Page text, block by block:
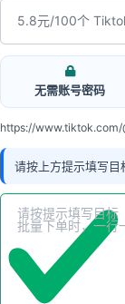
无需账号密码
https://www.tiktok.com/
请按上方提示填写目